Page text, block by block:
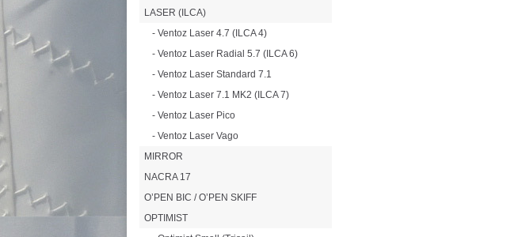
LASER (ILCA)
- Ventoz Laser 4.7 (ILCA 4)
- Ventoz Laser Radial 5.7 (ILCA 6)
- Ventoz Laser Standard 7.1
- Ventoz Laser 7.1 MK2 (ILCA 7)
- Ventoz Laser Pico
- Ventoz Laser Vago
MIRROR
NACRA 17
O’PEN BIC / O’PEN SKIFF
OPTIMIST